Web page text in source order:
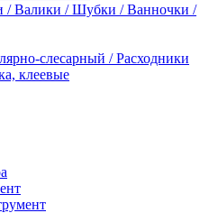
/ Валики / Шубки / Ванночки /
слесарный / Расходники
клеевые